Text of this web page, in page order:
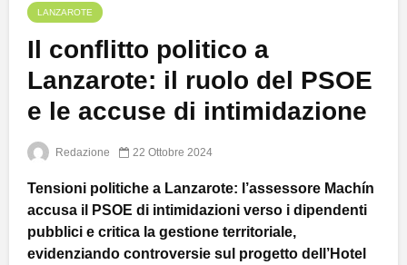
LANZAROTE
Il conflitto politico a
Lanzarote: il ruolo del PSOE
e le accuse di intimidazione
Redazione 22 Ottobre 2024
Tensioni politiche a Lanzarote: l’assessore Machín
accusa il PSOE di intimidazioni verso i dipendenti
pubblici e critica la gestione territoriale,
evidenziando controversie sul progetto dell’Hotel